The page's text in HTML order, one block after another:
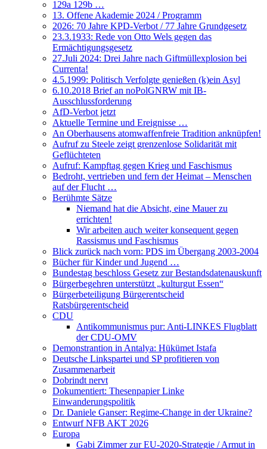
129a 129b …
13. Offene Akademie 2024 / Programm
2026: 70 Jahre KPD-Verbot / 77 Jahre Grundgesetz
23.3.1933: Rede von Otto Wels gegen das
Ermächtigungsgesetz
27.Juli 2024: Drei Jahre nach Giftmüllexplosion bei
Currenta!
4.5.1999: Politisch Verfolgte genießen (k)ein Asyl
6.10.2018 Brief an noPolGNRW mit IB-
Ausschlussforderung
AfD-Verbot jetzt
Aktuelle Termine und Ereignisse …
An Oberhausens atomwaffenfreie Tradition anknüpfen!
Aufruf zu Steele zeigt grenzenlose Solidarität mit
Geflüchteten
Aufruf: Kampftag gegen Krieg und Faschismus
Bedroht, vertrieben und fern der Heimat – Menschen
auf der Flucht …
Berühmte Sätze
Niemand hat die Absicht, eine Mauer zu
errichten!
Wir arbeiten auch weiter konsequent gegen
Rassismus und Faschismus
Blick zurück nach vorn: PDS im Übergang 2003-2004
Bücher für Kinder und Jugend …
Bundestag beschloss Gesetz zur Bestandsdatenauskunft
Bürgerbegehren unterstützt „kulturgut Essen“
Bürgerbeteiligung Bürgerentscheid
Ratsbürgerentscheid
CDU
Antikommunismus pur: Anti-LINKES Flugblatt
der CDU-OMV
Demonstrantion in Antalya: Hükümet Istafa
Deutsche Linkspartei und SP profitieren von
Zusammenarbeit
Dobrindt nervt
Dokumentiert: Thesenpapier Linke
Einwanderungspolitik
Dr. Daniele Ganser: Regime-Change in der Ukraine?
Entwurf NFB AKT 2026
Europa
Gabi Zimmer zur EU-2020-Strategie / Armut in